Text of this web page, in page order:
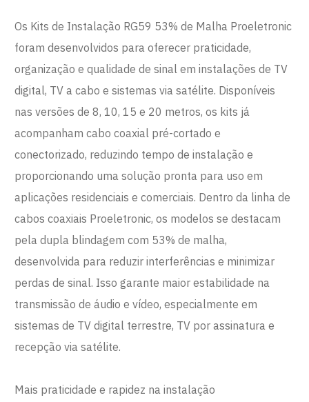
Os Kits de Instalação RG59 53% de Malha Proeletronic
foram desenvolvidos para oferecer praticidade,
organização e qualidade de sinal em instalações de TV
digital, TV a cabo e sistemas via satélite. Disponíveis
nas versões de 8, 10, 15 e 20 metros, os kits já
acompanham cabo coaxial pré-cortado e
conectorizado, reduzindo tempo de instalação e
proporcionando uma solução pronta para uso em
aplicações residenciais e comerciais. Dentro da linha de
cabos coaxiais Proeletronic, os modelos se destacam
pela dupla blindagem com 53% de malha,
desenvolvida para reduzir interferências e minimizar
perdas de sinal. Isso garante maior estabilidade na
transmissão de áudio e vídeo, especialmente em
sistemas de TV digital terrestre, TV por assinatura e
recepção via satélite.
Mais praticidade e rapidez na instalação